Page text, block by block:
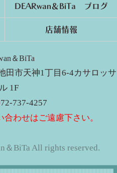
DEARwan＆BiTa ブログ
店舗情報
＆BiTa
田市天神1丁目6-4カサロッサ
1F
737-4257
わせはご遠慮下さい。
＆BiTa All rights reserved.